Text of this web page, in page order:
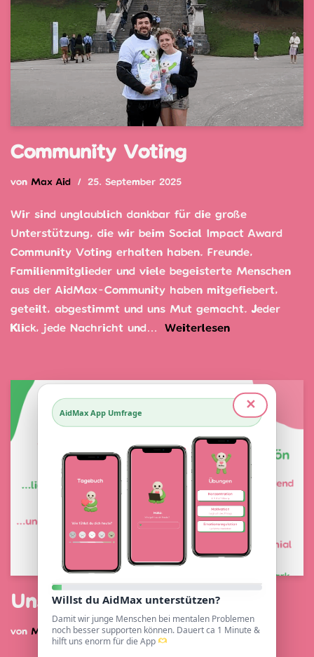
Community Voting
von Max Aid 25. September 2025
Wir sind unglaublich dankbar für die große
Unterstützung, die wir beim Social Impact Award
Community Voting erhalten haben. Freunde,
Familienmitglieder und viele begeisterte Menschen
aus der AidMax-Community haben mitgefiebert,
geteilt, abgestimmt und uns Mut gemacht. Jeder
Klick, jede Nachricht und… Weiterlesen »
Unsere Sticker
von Max Aid 18. September 2025
✕
AidMax App Umfrage
Willst du AidMax unterstützen?
Damit wir junge Menschen bei mentalen Problemen
noch besser supporten können. Dauert ca 1 Minute &
hilft uns enorm für die App